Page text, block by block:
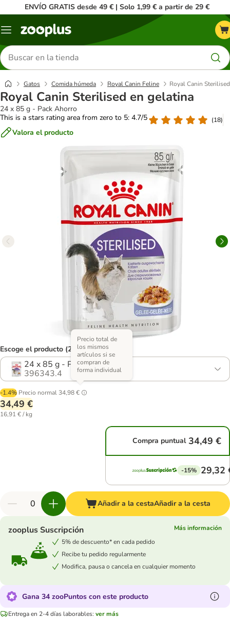
ENVÍO GRATIS desde 49 € | Solo 1,99 € a partir de 29 €
Menú
Buscar
productos
Gatos Comida húmeda Royal Canin Feline Royal Canin
Royal Canin Sterilised en gelatina
24 x 85 g - Pack Ahorro
This is a stars rating area from zero to 5: 4.7/5
(18)
Valora el producto
Escoge el producto (2 opciones)
24 x 85 g - Pack Ahorro
396343.4
-1.4% Precio normal 34,98 €
Precio total de
los mismos
artículos si se
compran de
forma individual
34,49 €
16,91 € / kg
Compra puntual 34,49 €
-15% 29,32
Añadir a la cestaAñadir a la cesta
zooplus Suscripción
Más información
5% de descuento* en cada pedido
Recibe tu pedido regularmente
Modifica, pausa o cancela en cualquier momento
Gana 34 zooPuntos con este producto
Entrega en 2-4 días laborables: ver más